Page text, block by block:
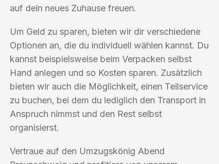
auf dein neues Zuhause freuen.
Um Geld zu sparen, bieten wir dir verschiedene
Optionen an, die du individuell wählen kannst. Du
kannst beispielsweise beim Verpacken selbst
Hand anlegen und so Kosten sparen. Zusätzlich
bieten wir auch die Möglichkeit, einen Teilservice
zu buchen, bei dem du lediglich den Transport in
Anspruch nimmst und den Rest selbst
organisierst.
Vertraue auf den Umzugskönig Abend